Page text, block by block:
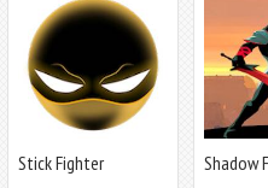
Stick Fighter Shadow